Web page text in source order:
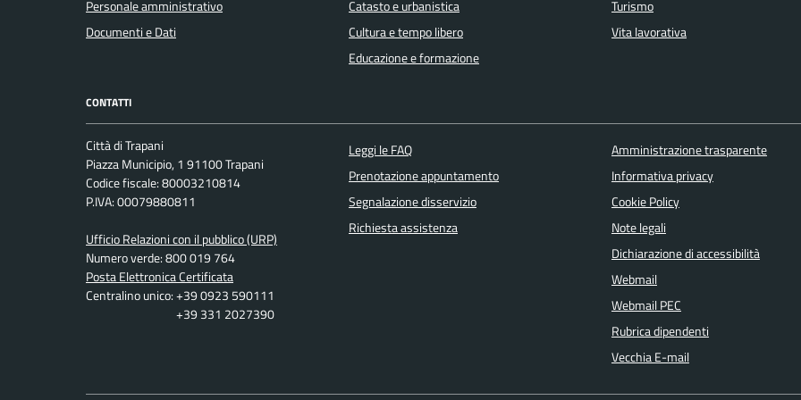
Personale amministrativo
Documenti e Dati
Catasto e urbanistica
Cultura e tempo libero
Educazione e formazione
Turismo
Vita lavorativa
CONTATTI
Città di Trapani
Piazza Municipio, 1 91100 Trapani
Codice fiscale: 80003210814
P.IVA: 00079880811
Ufficio Relazioni con il pubblico (URP)
Numero verde: 800 019 764
Posta Elettronica Certificata
Centralino unico: +39 0923 590111
+39 331 2027390
Leggi le FAQ
Prenotazione appuntamento
Segnalazione disservizio
Richiesta assistenza
Amministrazione trasparente
Informativa privacy
Cookie Policy
Note legali
Dichiarazione di accessibilità
Webmail
Webmail PEC
Rubrica dipendenti
Vecchia E-mail